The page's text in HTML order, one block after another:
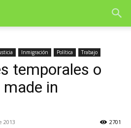
Inmigración Política Trabajo
temporales o
in
2013 2701